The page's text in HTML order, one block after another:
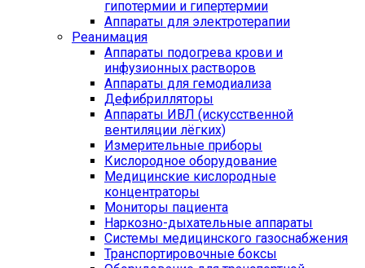
гипотермии и гипертермии
Аппараты для электротерапии
Реанимация
Аппараты подогрева крови и
инфузионных растворов
Аппараты для гемодиализа
Дефибрилляторы
Аппараты ИВЛ (искусственной
вентиляции лёгких)
Измерительные приборы
Кислородное оборудование
Медицинские кислородные
концентраторы
Мониторы пациента
Наркозно-дыхательные аппараты
Системы медицинского газоснабжения
Транспортировочные боксы